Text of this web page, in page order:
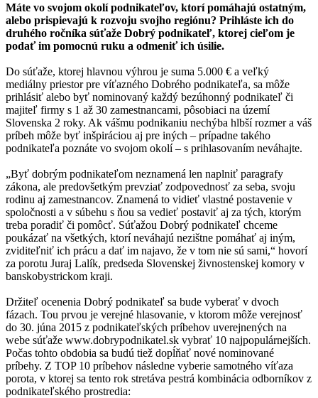
Máte vo svojom okolí podnikateľov, ktorí pomáhajú ostatným,
alebo prispievajú k rozvoju svojho regiónu? Prihláste ich do
druhého ročníka súťaže Dobrý podnikateľ, ktorej cieľom je
podať im pomocnú ruku a odmeniť ich úsilie.
Do súťaže, ktorej hlavnou výhrou je suma 5.000 € a veľký
mediálny priestor pre víťazného Dobrého podnikateľa, sa môže
prihlásiť alebo byť nominovaný každý bezúhonný podnikateľ či
majiteľ firmy s 1 až 30 zamestnancami, pôsobiaci na území
Slovenska 2 roky. Ak vášmu podnikaniu nechýba hlbší rozmer a váš
príbeh môže byť inšpiráciou aj pre iných – prípadne takého
podnikateľa poznáte vo svojom okolí – s prihlasovaním neváhajte.
„Byť dobrým podnikateľom neznamená len naplniť paragrafy
zákona, ale predovšetkým prevziať zodpovednosť za seba, svoju
rodinu aj zamestnancov. Znamená to vidieť vlastné postavenie v
spoločnosti a v súbehu s ňou sa vedieť postaviť aj za tých, ktorým
treba poradiť či pomôcť. Súťažou Dobrý podnikateľ chceme
poukázať na všetkých, ktorí neváhajú nezištne pomáhať aj iným,
zviditeľniť ich prácu a dať im najavo, že v tom nie sú sami,“ hovorí
za porotu Juraj Lalík, predseda Slovenskej živnostenskej komory v
banskobystrickom kraji.
Držiteľ ocenenia Dobrý podnikateľ sa bude vyberať v dvoch
fázach. Tou prvou je verejné hlasovanie, v ktorom môže verejnosť
do 30. júna 2015 z podnikateľských príbehov uverejnených na
webe súťaže www.dobrypodnikatel.sk vybrať 10 najpopulárnejších.
Počas tohto obdobia sa budú tiež dopĺňať nové nominované
príbehy. Z TOP 10 príbehov následne vyberie samotného víťaza
porota, v ktorej sa tento rok stretáva pestrá kombinácia odborníkov z
podnikateľského prostredia: